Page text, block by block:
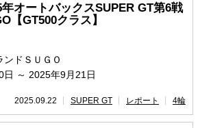
年オートバックスSUPER GT第6戦
【GT500クラス】
ンドＳＵＧＯ
日 ～ 2025年9月21日
2025.09.22 SUPER GT レポート 4輪